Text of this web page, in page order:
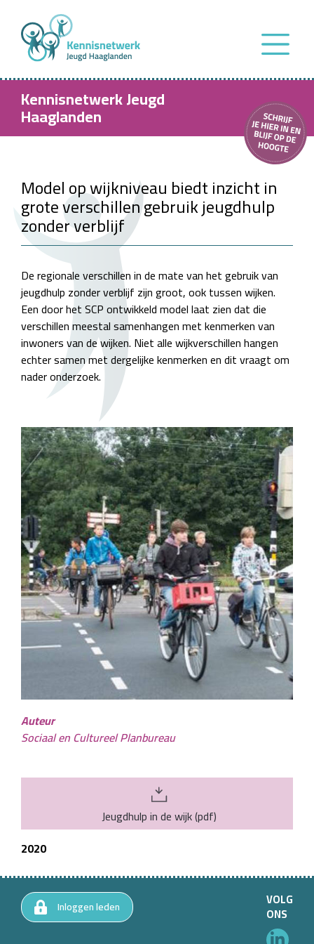
Kennisnetwerk Jeugd
Haaglanden
Model op wijkniveau biedt inzicht in
grote verschillen gebruik jeugdhulp
zonder verblijf
De regionale verschillen in de mate van het gebruik van
jeugdhulp zonder verblijf zijn groot, ook tussen wijken.
Een door het SCP ontwikkeld model laat zien dat die
verschillen meestal samenhangen met kenmerken van
inwoners van de wijken. Niet alle wijkverschillen hangen
echter samen met dergelijke kenmerken en dit vraagt om
nader onderzoek.
Auteur
Sociaal en Cultureel Planbureau
Jeugdhulp in de wijk(pdf)
2020
Inloggen leden VOLG
ONS